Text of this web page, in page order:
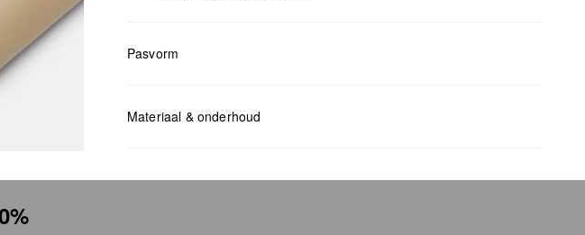
Pasvorm
Materiaal & onderhoud